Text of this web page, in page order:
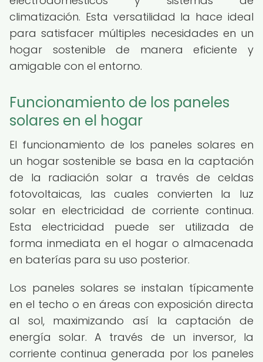
climatización. Esta versatilidad la hace ideal
para satisfacer múltiples necesidades en un
hogar sostenible de manera eficiente y
amigable con el entorno.
Funcionamiento de los paneles
solares en el hogar
El funcionamiento de los paneles solares en
un hogar sostenible se basa en la captación
de la radiación solar a través de celdas
fotovoltaicas, las cuales convierten la luz
solar en electricidad de corriente continua.
Esta electricidad puede ser utilizada de
forma inmediata en el hogar o almacenada
en baterías para su uso posterior.
Los paneles solares se instalan típicamente
en el techo o en áreas con exposición directa
al sol, maximizando así la captación de
energía solar. A través de un inversor, la
corriente continua generada por los paneles